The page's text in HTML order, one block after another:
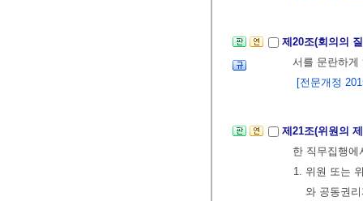
제20조(회의의
서를 문란하게
[전문개정
제21조(위원의
한 직무집행
1. 위원 또는
와 공동권